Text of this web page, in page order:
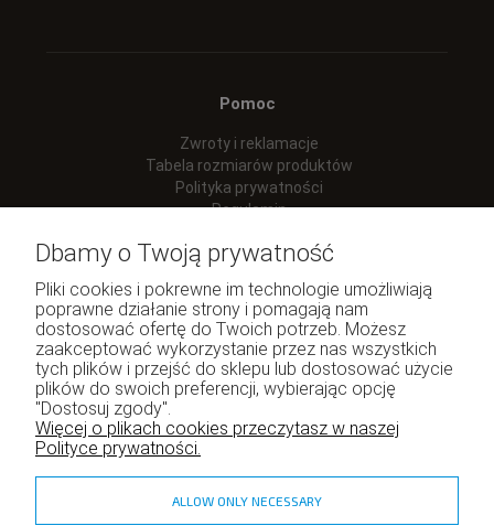
Pomoc
Zwroty i reklamacje
Tabela rozmiarów produktów
Polityka prywatności
Regulamin
Moje konto
Twoje zamówienia
Program lojalnościowy
Dbamy o Twoją prywatność
Pliki cookies i pokrewne im technologie umożliwiają
poprawne działanie strony i pomagają nam
dostosować ofertę do Twoich potrzeb. Możesz
zaakceptować wykorzystanie przez nas wszystkich
tych plików i przejść do sklepu lub dostosować użycie
plików do swoich preferencji, wybierając opcję
"Dostosuj zgody".
Więcej o plikach cookies przeczytasz w naszej
Polityce prywatności.
ALLOW ONLY NECESSARY